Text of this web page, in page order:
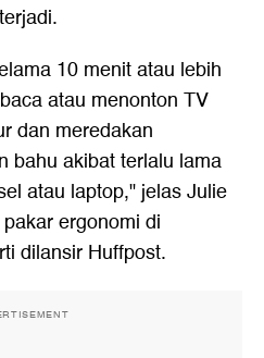
10 menit atau lebih
atau menonton TV
dan meredakan
bahu akibat terlalu lama
atau laptop," jelas Julie
ergonomi di
dilansir Huffpost.